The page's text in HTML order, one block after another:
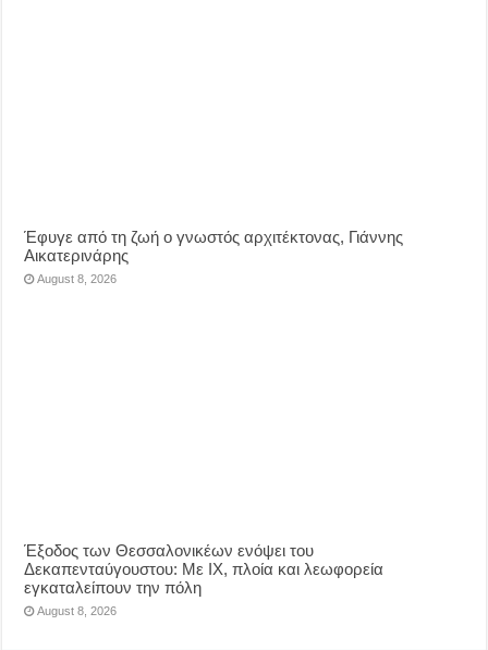
Έφυγε από τη ζωή ο γνωστός αρχιτέκτονας, Γιάννης
Αικατερινάρης
August 8, 2026
Έξοδος των Θεσσαλονικέων ενόψει του
Δεκαπενταύγουστου: Με ΙΧ, πλοία και λεωφορεία
εγκαταλείπουν την πόλη
August 8, 2026